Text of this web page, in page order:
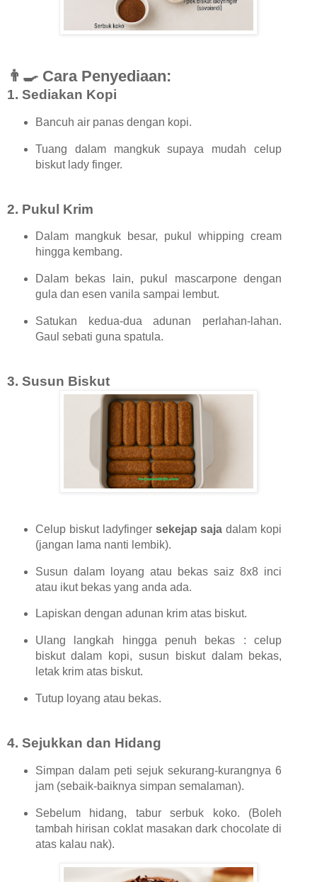
👨‍🍳 Cara Penyediaan:
1. Sediakan Kopi
Bancuh air panas dengan kopi.
Tuang dalam mangkuk supaya mudah celup
biskut lady finger.
2. Pukul Krim
Dalam mangkuk besar, pukul whipping cream
hingga kembang.
Dalam bekas lain, pukul mascarpone dengan
gula dan esen vanila sampai lembut.
Satukan kedua-dua adunan perlahan-lahan.
Gaul sebati guna spatula.
3. Susun Biskut
Celup biskut ladyfinger sekejap saja dalam kopi
(jangan lama nanti lembik).
Susun dalam loyang atau bekas saiz 8x8 inci
atau ikut bekas yang anda ada.
Lapiskan dengan adunan krim atas biskut.
Ulang langkah hingga penuh bekas : celup
biskut dalam kopi, susun biskut dalam bekas,
letak krim atas biskut.
Tutup loyang atau bekas.
4. Sejukkan dan Hidang
Simpan dalam peti sejuk sekurang-kurangnya 6
jam (sebaik-baiknya simpan semalaman).
Sebelum hidang, tabur serbuk koko. (Boleh
tambah hirisan coklat masakan dark chocolate di
atas kalau nak).